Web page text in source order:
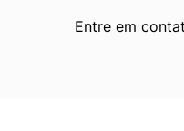
Entre em